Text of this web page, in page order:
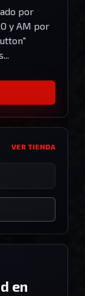
por
y AM por
VER TIENDA
en